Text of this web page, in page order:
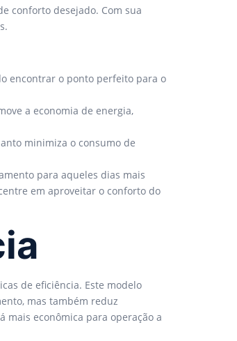
conforto desejado. Com sua
encontrar o ponto perfeito para o
a economia de energia,
minimiza o consumo de
para aqueles dias mais
em aproveitar o conforto do
de eficiência. Este modelo
mas também reduz
mais econômica para operação a